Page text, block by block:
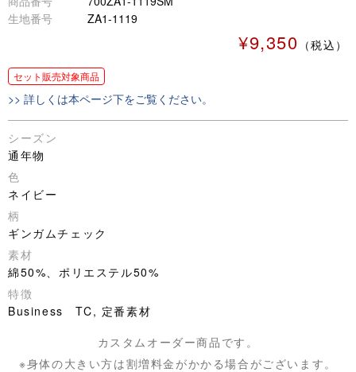
生地番号
ZA1-1119
¥9,350 （税込）
セット販売対象商品
>> 詳しくは本ページ下をご覧ください。
シーズン
通年物
色
ネイビー
柄
ギンガムチェック
素材
綿50%、ポリエステル50%
特徴
Business TC, 定番素材
カスタムオーダー商品です。
※身体の大きい方は割増料金がかかる場合がございます。